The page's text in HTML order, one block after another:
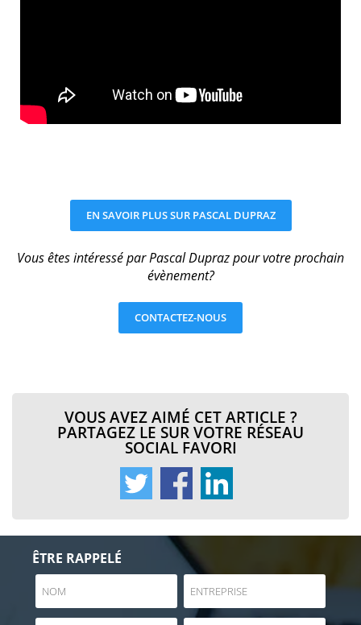
EN SAVOIR PLUS SUR PASCAL DUPRAZ
Vous êtes intéressé par Pascal Dupraz pour votre prochain
évènement?
CONTACTEZ-NOUS
VOUS AVEZ AIMÉ CET ARTICLE ?
PARTAGEZ LE SUR VOTRE RÉSEAU
SOCIAL FAVORI
ÊTRE RAPPELÉ